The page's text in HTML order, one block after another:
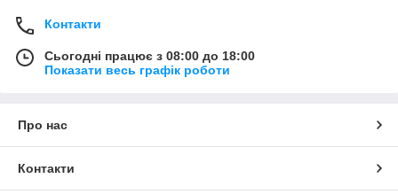
Контакти
Сьогодні працює з 08:00 до 18:00
Показати весь графік роботи
Про нас
Контакти